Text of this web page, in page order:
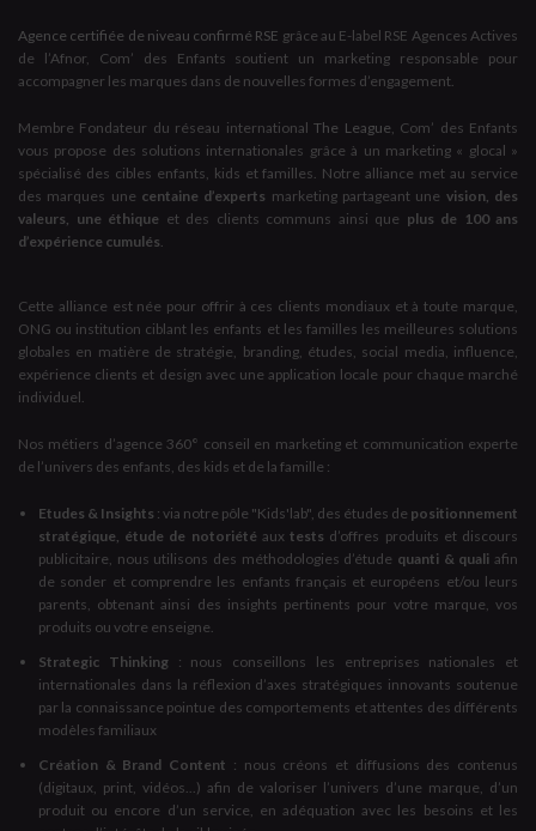
Agence certifiée de niveau confirmé RSE grâce au E-label RSE Agences Actives
de l’Afnor, Com’ des Enfants soutient un marketing responsable pour
accompagner les marques dans de nouvelles formes d’engagement.
Membre Fondateur du réseau internationalThe League, Com’ des Enfants
vous propose des solutions internationales grâce à un marketing « glocal »
spécialisé des cibles enfants, kids et familles. Notre alliance met au service
des marques une centaine d’experts marketing partageant une vision, des
valeurs, une éthique et des clients communs ainsi que plus de 100 ans
d’expérience cumulés.
Cette alliance est née pour offrir à ces clients mondiaux et à toute marque,
ONG ou institution ciblant les enfants et les familles les meilleures solutions
globales en matière de stratégie, branding, études, social media, influence,
expérience clients et design avec une application locale pour chaque marché
individuel.
Nos métiers d’agence 360° conseil en marketing et communication experte
de l’univers des enfants, des kids et de la famille :
Etudes & Insights : via notre pôle "Kids'lab", des études de positionnement
stratégique, étude de notoriété auxtests d’offres produits et discours
publicitaire, nous utilisons des méthodologies d’étude quanti & quali afin
de sonder et comprendre les enfants français et européens et/ou leurs
parents, obtenant ainsi des insights pertinents pour votre marque, vos
produits ou votre enseigne.
Strategic Thinking: nous conseillons les entreprises nationales et
internationales dans la réflexion d’axes stratégiques innovants soutenue
par la connaissance pointue des comportements et attentes des différents
modèles familiaux
Création & Brand Content : nous créons et diffusions des contenus
(digitaux, print, vidéos...) afin de valoriser l’univers d’une marque, d’un
produit ou encore d’un service, en adéquation avec les besoins et les